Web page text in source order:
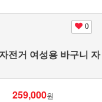
0
전거 여성용 바구니 자
259,000원